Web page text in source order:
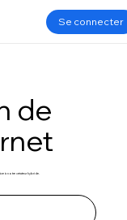
Se connecter
de
à notre créateur hybride.